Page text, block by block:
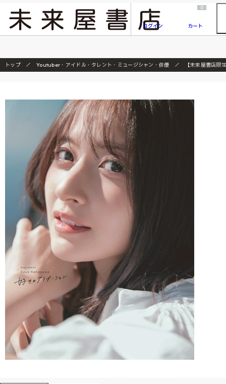
『ONE PIECE magazine 021 ONE PIECEカード付き同梱版』発売延期のご案内
ログイン
0
カート
トップ Youtuber・アイドル・タレント・ミュージシャン・俳優 【未来屋書店